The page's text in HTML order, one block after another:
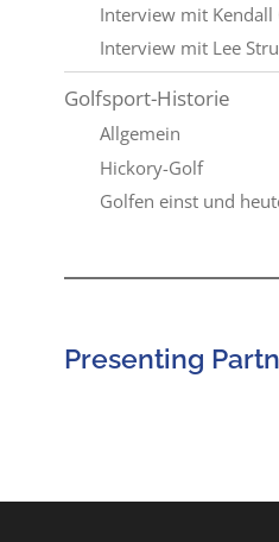
Interview mit Kendall
Interview mit Lee
Golfsport-Historie
Allgemein
Hickory-Golf
Golfen einst und
Presenting